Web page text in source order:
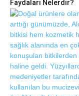
Faydaları Nelerdir?